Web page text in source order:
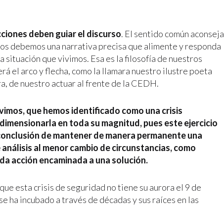
deben guiar el discurso. El sentido común aconseja
debemos una narrativa precisa que alimente y responda
situación que vivimos. Esa es la filosofía de nuestros
el arco y flecha, como la llamara nuestro ilustre poeta
de nuestro actuar al frente de la CEDH.
que hemos identificado como una crisis
en toda su magnitud, pues este ejercicio
de mantener de manera permanente una
al menor cambio de circunstancias, como
acción encaminada a una solución.
esta crisis de seguridad no tiene su aurora el 9 de
ha incubado a través de décadas y sus raíces en las